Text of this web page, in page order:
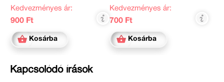
Kedvezményes ár:
900 Ft
Kosárba
Kedvezményes ár:
700 Ft
Kosárba
Kapcsolódó írások